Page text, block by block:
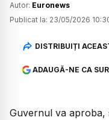
Autor: Euronews
Publicat la: 23/05/2026
DISTRIBUIȚI
ADAUGĂ-NE CA
Guvernul va aproba,